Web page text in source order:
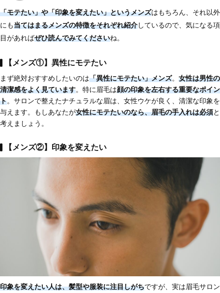
「モテたい」や「印象を変えたい」というメンズはもちろん、それ以外
にも当てはまるメンズの特徴をそれぞれ紹介しているので、気になる項
目があればぜひ読んでみてくださいね。
【メンズ①】異性にモテたい
まず絶対おすすめしたいのは「異性にモテたい」メンズ。 女性は男性の
清潔感をよく見ています。特に眉毛は顔の印象を左右する重要なポイン
ト。サロンで整えたナチュラルな眉は、女性ウケが良く、清潔な印象を
与えます。もしあなたが女性にモテたいのなら、眉毛の手入れは必須と
考えましょう。
【メンズ②】印象を変えたい
印象を変えたい人は、髪型や服装に注目しがちですが、実は眉毛サロン